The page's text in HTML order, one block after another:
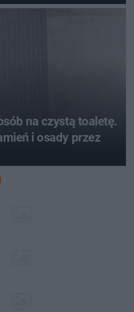
na czystą toaletę.
i osady przez